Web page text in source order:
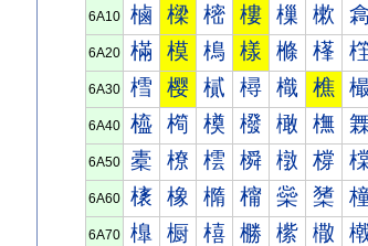
6A10 樐 樑 樒 樓 樔 樕
6A20 樠 模 樢 樣 樤 樥
6A30 樰 樱 樲 樳 樴 樵
6A40 橀 橁 橂 橃 橄 橅
6A50 橐 橑 橒 橓 橔 橕
6A60 橠 橡 橢 橣 橤 橥
6A70 橰 橱 橲 橳 橴 橵